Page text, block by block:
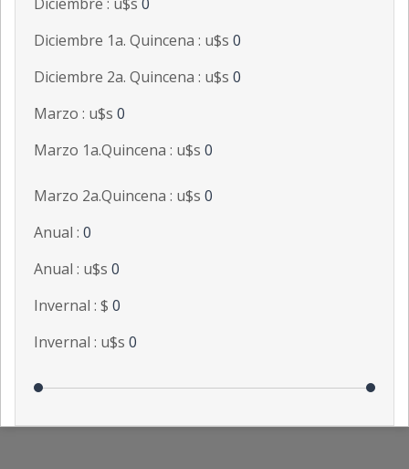
Diciembre 1a. Quincena : u$s 0
Diciembre 2a. Quincena : u$s 0
Marzo : u$s 0
Marzo 1a.Quincena : u$s 0
Marzo 2a.Quincena : u$s 0
Anual : 0
Anual : u$s 0
Invernal : $ 0
Invernal : u$s 0